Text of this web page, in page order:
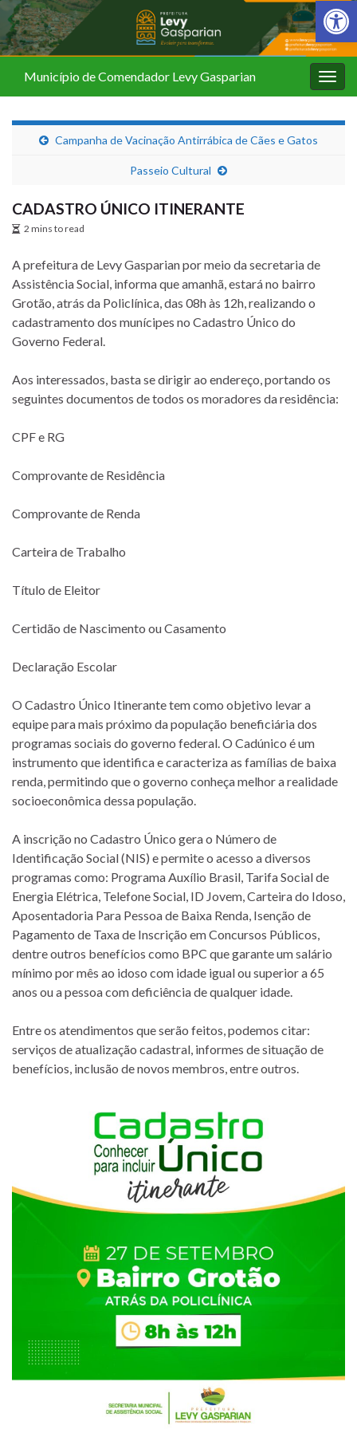
Barra de
Município de Comendador Levy Gasparian
Campanha de Vacinação Antirrábica de Cães e Gatos
Passeio Cultural
CADASTRO ÚNICO ITINERANTE
2 mins to read
A prefeitura de Levy Gasparian por meio da secretaria de
Assistência Social, informa que amanhã, estará no bairro
Grotão, atrás da Policlínica, das 08h às 12h, realizando o
cadastramento dos munícipes no Cadastro Único do
Governo Federal.
Aos interessados, basta se dirigir ao endereço, portando os
seguintes documentos de todos os moradores da residência:
CPF e RG
Comprovante de Residência
Comprovante de Renda
Carteira de Trabalho
Título de Eleitor
Certidão de Nascimento ou Casamento
Declaração Escolar
O Cadastro Único Itinerante tem como objetivo levar a
equipe para mais próximo da população beneficiária dos
programas sociais do governo federal. O Cadúnico é um
instrumento que identifica e caracteriza as famílias de baixa
renda, permitindo que o governo conheça melhor a realidade
socioeconômica dessa população.
A inscrição no Cadastro Único gera o Número de
Identificação Social (NIS) e permite o acesso a diversos
programas como: Programa Auxílio Brasil, Tarifa Social de
Energia Elétrica, Telefone Social, ID Jovem, Carteira do Idoso,
Aposentadoria Para Pessoa de Baixa Renda, Isenção de
Pagamento de Taxa de Inscrição em Concursos Públicos,
dentre outros benefícios como BPC que garante um salário
mínimo por mês ao idoso com idade igual ou superior a 65
anos ou a pessoa com deficiência de qualquer idade.
Entre os atendimentos que serão feitos, podemos citar:
serviços de atualização cadastral, informes de situação de
benefícios, inclusão de novos membros, entre outros.